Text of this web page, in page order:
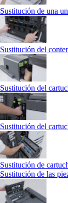
Sustitución de una
Sustitución del
Sustitución del
Sustitución del
Sustitución de
Sustitución de las